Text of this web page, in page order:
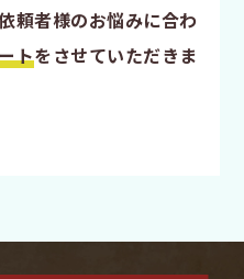
頼者様のお悩みに合わ
トをさせていただきま